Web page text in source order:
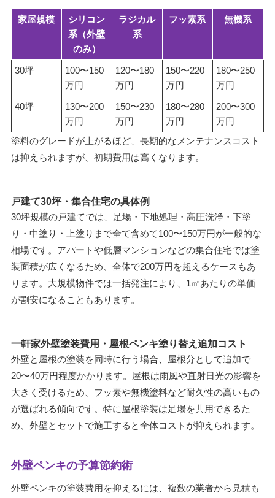
家屋規模
シリコン
系（外壁
のみ）
ラジカル
系
フッ素系 無機系
30坪
100〜150
万円
120〜180
万円
150〜220
万円
180〜250
万円
40坪
130〜200
万円
150〜230
万円
180〜280
万円
200〜300
万円
塗料のグレードが上がるほど、長期的なメンテナンスコスト
は抑えられますが、初期費用は高くなります。
戸建て30坪・集合住宅の具体例
30坪規模の戸建てでは、足場・下地処理・高圧洗浄・下塗
り・中塗り・上塗りまで全て含めて100〜150万円が一般的な
相場です。アパートや低層マンションなどの集合住宅では塗
装面積が広くなるため、全体で200万円を超えるケースもあ
ります。大規模物件では一括発注により、1㎡あたりの単価
が割安になることもあります。
一軒家外壁塗装費用・屋根ペンキ塗り替え追加コスト
外壁と屋根の塗装を同時に行う場合、屋根分として追加で
20〜40万円程度かかります。屋根は雨風や直射日光の影響を
大きく受けるため、フッ素や無機塗料など耐久性の高いもの
が選ばれる傾向です。特に屋根塗装は足場を共用できるた
め、外壁とセットで施工すると全体コストが抑えられます。
外壁ペンキの予算節約術
外壁ペンキの塗装費用を抑えるには、複数の業者から見積も